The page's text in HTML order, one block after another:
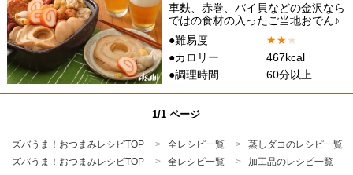
車麩、赤巻、バイ貝などの金沢なら
ではの食材の入ったご当地おでん♪
●難易度
★★★
●カロリー
467kcal
●調理時間
60分以上
1/1 ページ
ズバうま！おつまみレシピTOP 全レシピ一覧
蒸しダコのレシピ一覧
ズバうま！おつまみレシピTOP
全レシピ一覧 加工品のレシピ一覧